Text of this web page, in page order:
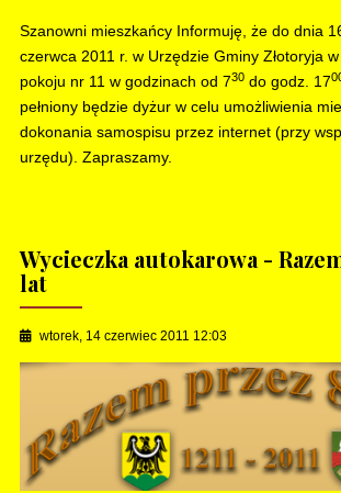
Szanowni mieszkańcy Informuję, że do dnia
czerwca 2011 r. w Urzędzie Gminy Złotoryja w
pokoju nr 11 w godzinach od 730do godz. 17
pełniony będzie dyżur w celu umożliwienia
dokonania samospisu przez internet (przy
urzędu). Zapraszamy.
Wycieczka autokarowa -
lat
wtorek, 14 czerwiec 2011 12:03